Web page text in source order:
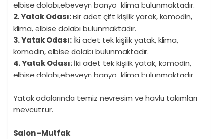
elbise dolabı,ebeveyn banyo klima bulunmaktadır.
2. Yatak Odası:Bir adet çift kişilik yatak, komodin,
klima, elbise dolabı bulunmaktadır.
3. Yatak Odası: İki adet tek kişilik yatak, klima,
komodin, elbise dolabı bulunmaktadır.
4. Yatak Odası: İki adet tek kişilik yatak, komodin,
elbise dolabı,ebeveyn banyo klima bulunmaktadır.
Yatak odalarında temiz nevresim ve havlu takımları
mevcuttur.
Salon -Mutfak